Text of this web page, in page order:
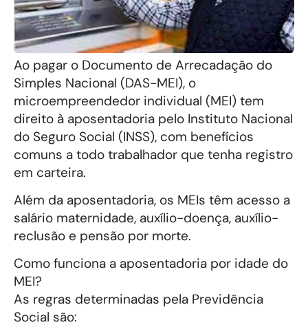
Ao pagar o Documento de Arrecadação do
Simples Nacional (DAS-MEI), o
microempreendedor individual (MEI) tem
direito à aposentadoria pelo Instituto Nacional
do Seguro Social (INSS), com benefícios
comuns a todo trabalhador que tenha registro
em carteira.
Além da aposentadoria, os MEIs têm acesso a
salário maternidade, auxílio-doença, auxílio-
reclusão e pensão por morte.
Como funciona a aposentadoria por idade do
MEI?
As regras determinadas pela Previdência
Social são: